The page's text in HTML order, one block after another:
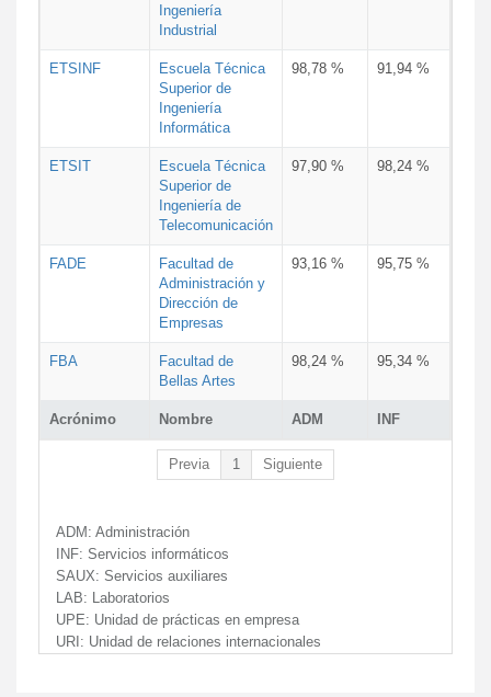
Acrónimo Nombre ADM INF
Ingeniería
Industrial
ETSINF
Escuela Técnica
Superior de
Ingeniería
Informática
98,78 % 91,94 %
ETSIT
Escuela Técnica
Superior de
Ingeniería de
Telecomunicación
97,90 % 98,24 %
FADE
Facultad de
Administración y
Dirección de
Empresas
93,16 % 95,75 %
FBA
Facultad de
Bellas Artes
98,24 % 95,34 %
Previa 1 Siguiente
ADM: Administración
INF: Servicios informáticos
SAUX: Servicios auxiliares
LAB: Laboratorios
UPE: Unidad de prácticas en empresa
URI: Unidad de relaciones internacionales